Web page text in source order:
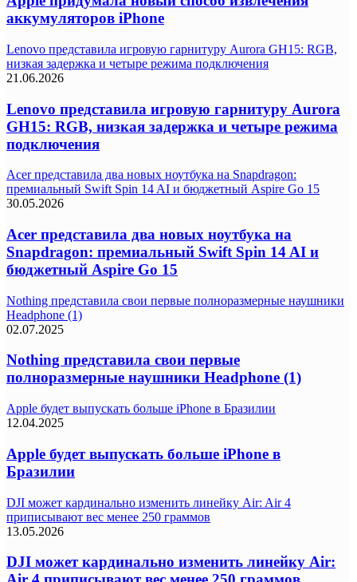
аккумуляторов iPhone
Lenovo представила игровую гарнитуру Aurora GH15: RGB,
низкая задержка и четыре режима подключения
21.06.2026
Lenovo представила игровую гарнитуру Aurora
GH15: RGB, низкая задержка и четыре режима
подключения
Acer представила два новых ноутбука на Snapdragon:
премиальный Swift Spin 14 AI и бюджетный Aspire Go 15
30.05.2026
Acer представила два новых ноутбука на
Snapdragon: премиальный Swift Spin 14 AI и
бюджетный Aspire Go 15
Nothing представила свои первые полноразмерные наушники
Headphone (1)
02.07.2025
Nothing представила свои первые
полноразмерные наушники Headphone (1)
Apple будет выпускать больше iPhone в Бразилии
12.04.2025
Apple будет выпускать больше iPhone в
Бразилии
DJI может кардинально изменить линейку Air: Air 4
приписывают вес менее 250 граммов
13.05.2026
DJI может кардинально изменить линейку Air: